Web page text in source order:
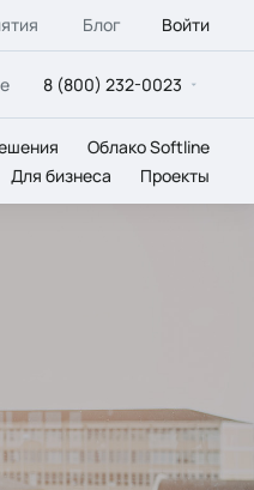
Блог Войти
8 (800) 232-0023
Облако Softline
Для бизнеса Проекты